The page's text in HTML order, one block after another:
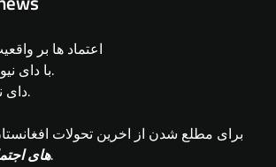
اعتماد ها بر
با دای نیوز واقع بینانه باشید.
دای نیوز رسانه مردمی.
برای مطلع شدن از اخرین تحولات
هایما دیدن نماید.